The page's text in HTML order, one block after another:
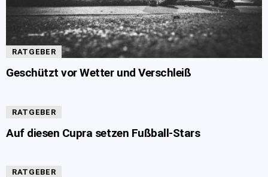
RATGEBER
Geschützt vor Wetter und Verschleiß
RATGEBER
Auf diesen Cupra setzen Fußball-Stars
RATGEBER